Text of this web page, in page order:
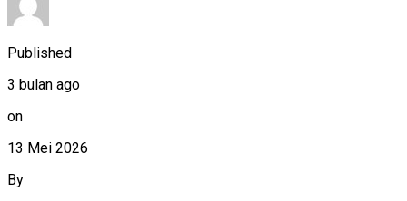
Published
3 bulan ago
on
13 Mei 2026
By